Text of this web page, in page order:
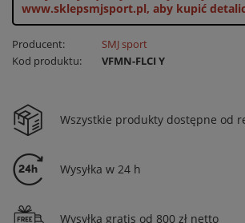
www.sklepsmjsport.pl, aby kupić
Producent:
SMJ sport
Kod produktu:
VFMN-FLCI Y
Wszystkie produkty dostępne od
Wysyłka w 24 h
Wysyłka gratis od 800 zł netto